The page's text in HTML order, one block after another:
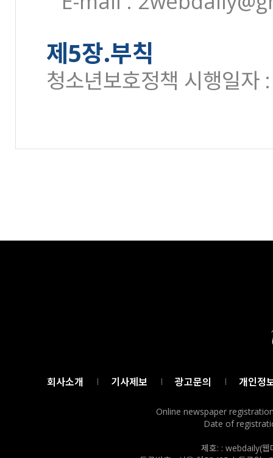
제5장.부칙
청소년보호정책 시행일
회사소개 기사제보 광고문의 개인정
Online newspaper
Date of
제호: : webdaily(웹